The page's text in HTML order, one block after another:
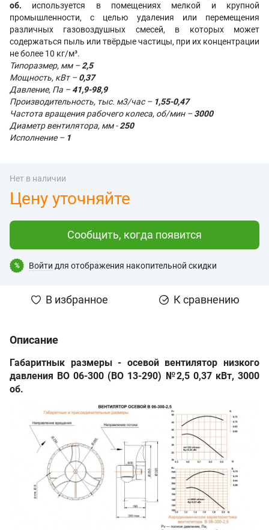
об. используется в помещениях мелкой и крупной
промышленности, с целью удаления или перемещения
различных газовоздушных смесей, в которых может
содержаться пыль или твёрдые частицы, при их концентрации
не более 10 кг/м³.
Типоразмер, мм –2,5
Мощность, кВт –0,37
Давление, Па –41,9-98,9
Производительность, тыс. м3/час – 1,55-0,47
Частота вращения рабочего колеса, об/мин –3000
Диаметр вентилятора, мм -250
Исполнение – 1
Нет в наличии
Цену уточняйте
Сообщить, когда появится
% Войти для отображения накопительной скидки
В избранное К сравнению
Описание
Габаритнык размеры - осевой вентилятор низкого
давления ВО 06-300 (ВО 13-290) №2,5 0,37 кВт, 3000
об.